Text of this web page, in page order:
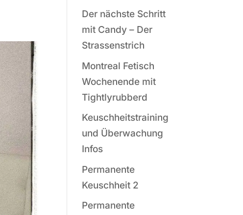
Der nächste Schritt
mit Candy – Der
Strassenstrich
Montreal Fetisch
Wochenende mit
Tightlyrubberd
Keuschheitstraining
und Überwachung
Infos
Permanente
Keuschheit 2
Permanente